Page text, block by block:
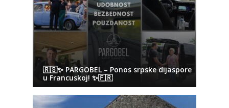
🇷🇸✨ PARGOBEL – Ponos srpske dijaspore
u Francuskoj! ✨🇫🇷